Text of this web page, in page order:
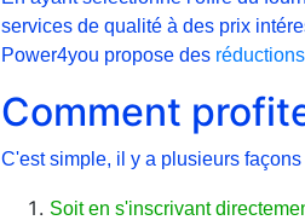
services de qualité à des prix
Power4you propose des
Comment
C'est simple, il y a plusieurs façons
Soit en s'inscrivant